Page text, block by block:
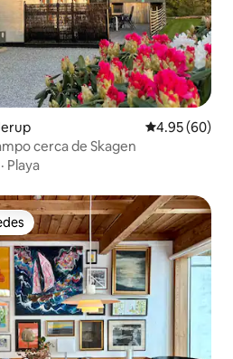
Calificación
4.95 (60)
cerca de Skagen
· Playa
preferido